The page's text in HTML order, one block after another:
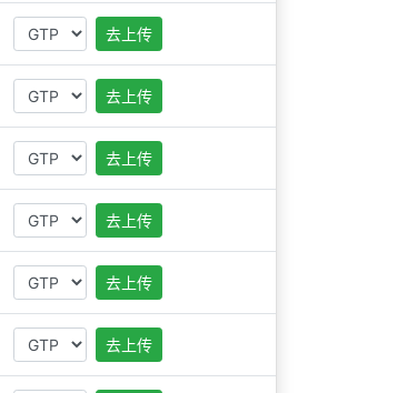
去上传
去上传
去上传
去上传
去上传
去上传